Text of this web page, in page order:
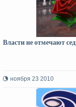
Власти не отмечают
ноября 23 2010